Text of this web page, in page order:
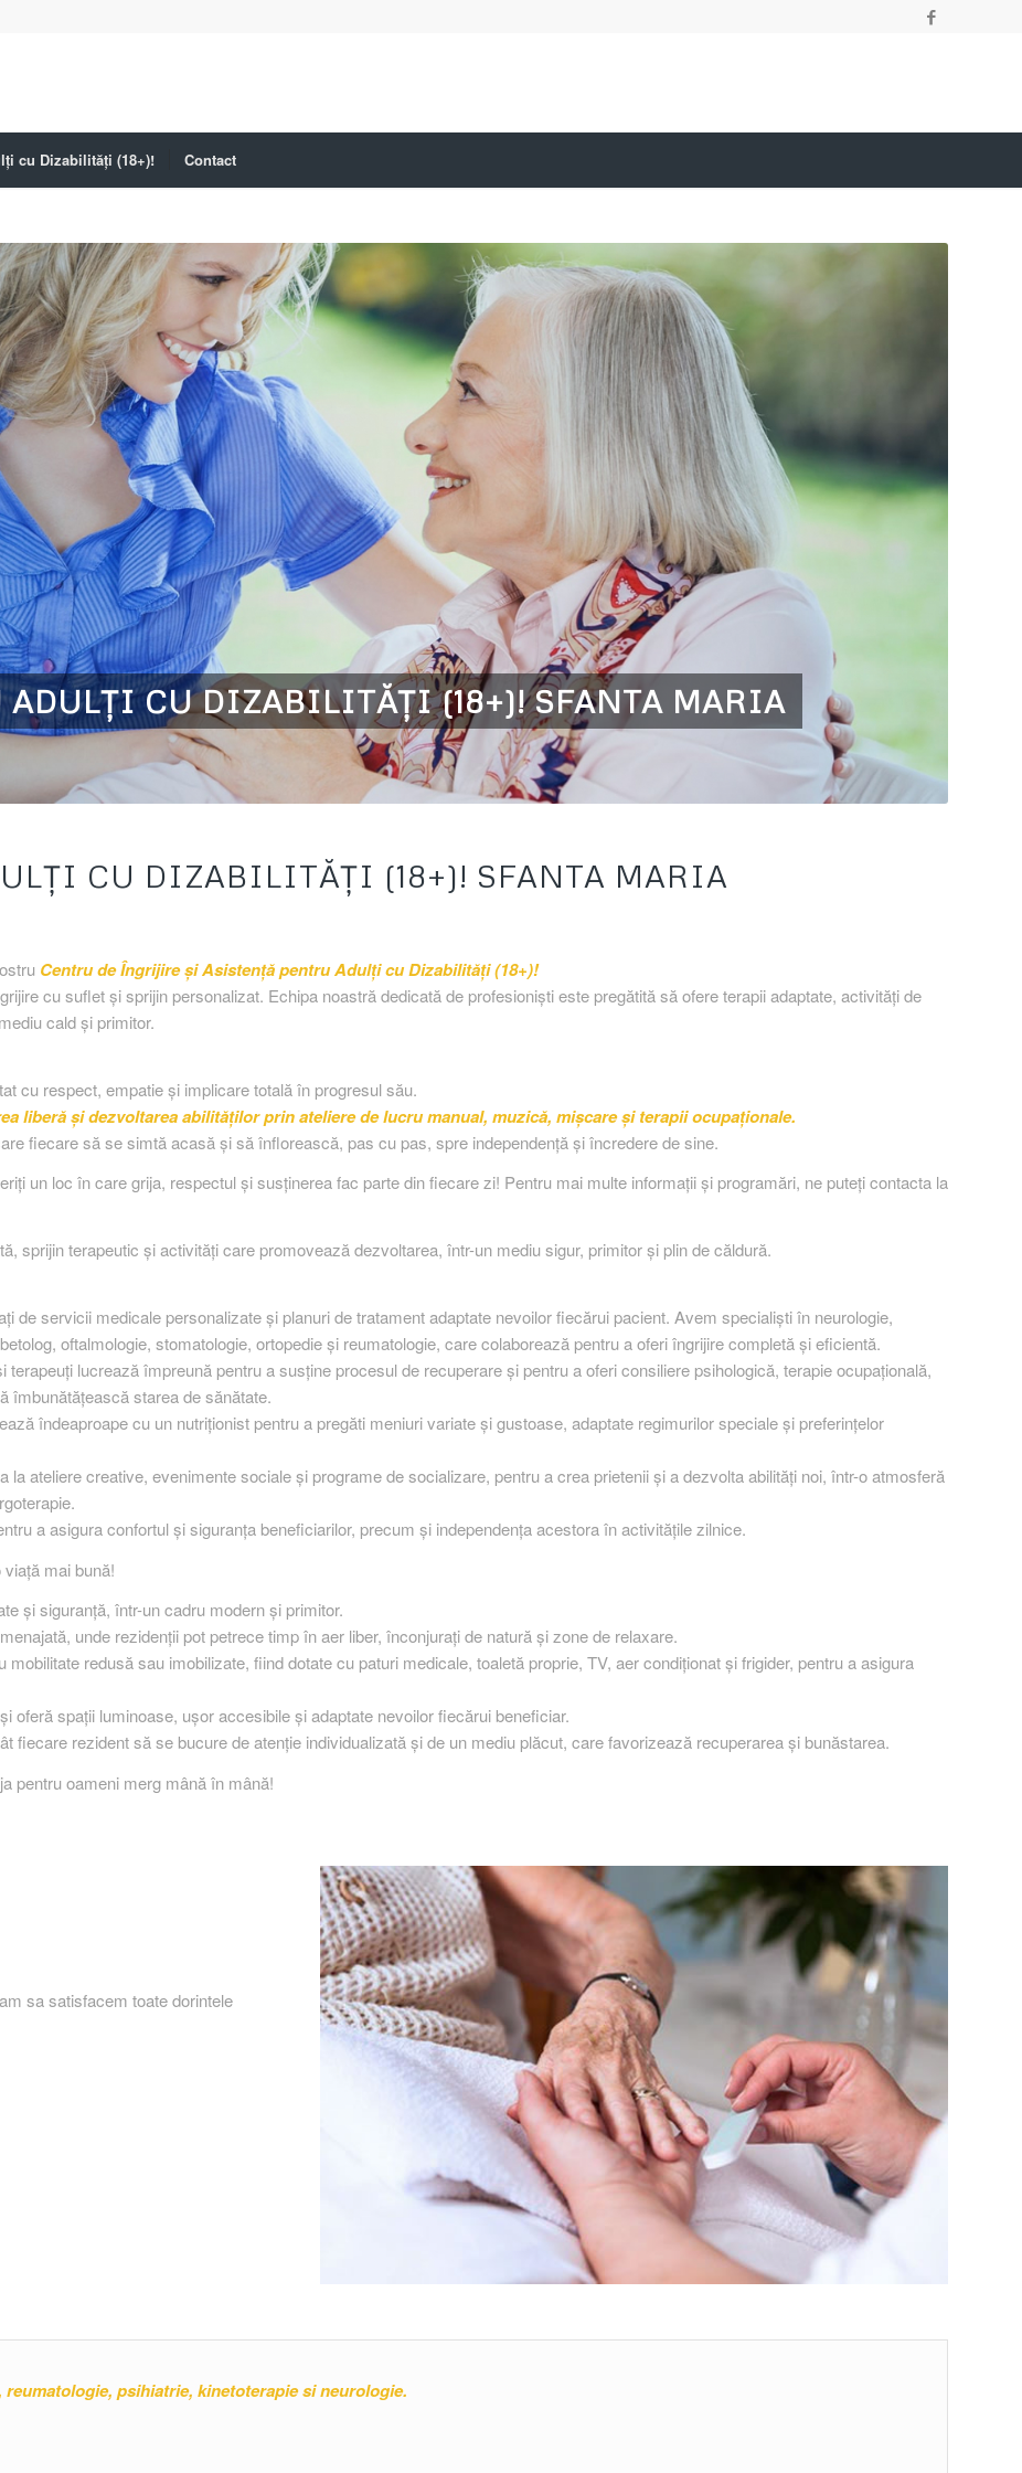
cu Dizabilități (18+)! Contact
ADULȚI CU DIZABILITĂȚI (18+)! SFANTA MARIA
CU DIZABILITĂȚI (18+)! SFANTA MARIA
Centru de Îngrijire și Asistență pentru Adulți cu Dizabilități (18+)!
cu suflet și sprijin personalizat. Echipa noastră dedicată de profesioniști este pregătită să ofere terapii adaptate, activități de
cald și primitor.
cu respect, empatie și implicare totală în progresul său.
liberă și dezvoltarea abilităților prin ateliere de lucru manual, muzică, mișcare și terapii ocupaționale.
fiecare să se simtă acasă și să înflorească, pas cu pas, spre independență și încredere de sine.
un loc în care grija, respectul și susținerea fac parte din fiecare zi! Pentru mai multe informații și programări, ne puteți contacta la
sprijin terapeutic și activități care promovează dezvoltarea, într-un mediu sigur, primitor și plin de căldură.
de servicii medicale personalizate și planuri de tratament adaptate nevoilor fiecărui pacient. Avem specialiști în neurologie,
oftalmologie, stomatologie, ortopedie și reumatologie, care colaborează pentru a oferi îngrijire completă și eficientă.
lucrează împreună pentru a susține procesul de recuperare și pentru a oferi consiliere psihologică, terapie ocupațională,
îmbunătățească starea de sănătate.
îndeaproape cu un nutriționist pentru a pregăti meniuri variate și gustoase, adaptate regimurilor speciale și preferințelor
la ateliere creative, evenimente sociale și programe de socializare, pentru a crea prietenii și a dezvolta abilități noi, într-o atmosferă
a asigura confortul și siguranța beneficiarilor, precum și independența acestora în activitățile zilnice.
mai bună!
și siguranță, într-un cadru modern și primitor.
unde rezidenții pot petrece timp în aer liber, înconjurați de natură și zone de relaxare.
redusă sau imobilizate, fiind dotate cu paturi medicale, toaletă proprie, TV, aer condiționat și frigider, pentru a asigura
oferă spații luminoase, ușor accesibile și adaptate nevoilor fiecărui beneficiar.
fiecare rezident să se bucure de atenție individualizată și de un mediu plăcut, care favorizează recuperarea și bunăstarea.
pentru oameni merg mână în mână!
sa satisfacem toate dorintele
reumatologie, psihiatrie, kinetoterapie si neurologie.